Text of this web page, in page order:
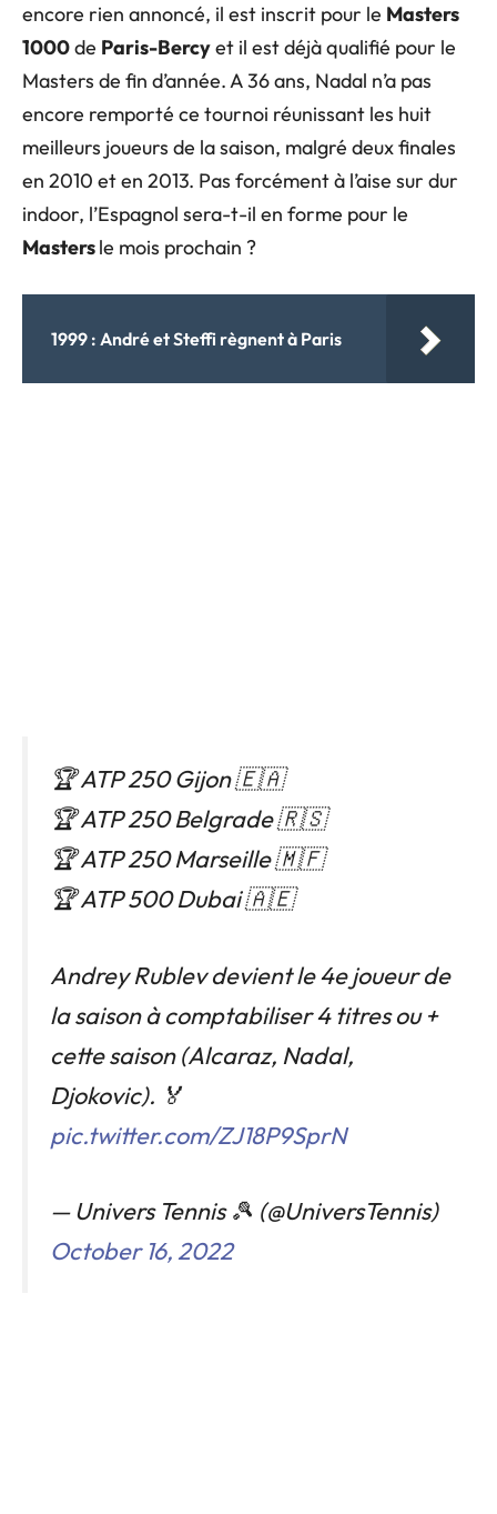
encore rien annoncé, il est inscrit pour le Masters
1000de Paris-Bercyet il est déjà qualifié pour le
Masters de fin d’année. A 36 ans, Nadal n’a pas
encore remporté ce tournoi réunissant les huit
meilleurs joueurs de la saison, malgré deux finales
en 2010 et en 2013. Pas forcément à l’aise sur dur
indoor, l’Espagnol sera-t-il en forme pour le
Mastersle mois prochain ?
1999 : André et Steffi règnent à Paris
🏆 ATP 250 Gijon 🇪🇦
🏆 ATP 250 Belgrade 🇷🇸
🏆 ATP 250 Marseille 🇲🇫
🏆 ATP 500 Dubai 🇦🇪
Andrey Rublev devient le 4e joueur de
la saison à comptabiliser 4 titres ou +
cette saison (Alcaraz, Nadal,
Djokovic). 🏅
pic.twitter.com/ZJ18P9SprN
— Univers Tennis 🎾 (@UniversTennis)
October 16, 2022